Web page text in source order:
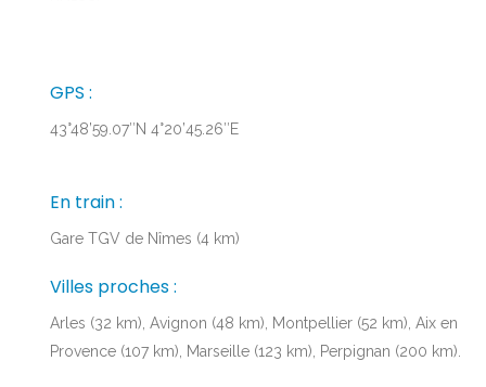
GPS :
43°48’59.07″N 4°20’45.26″E
En train :
Gare TGV de Nîmes (4 km)
Villes proches :
Arles (32 km), Avignon (48 km), Montpellier (52 km), Aix en
Provence (107 km), Marseille (123 km), Perpignan (200 km).